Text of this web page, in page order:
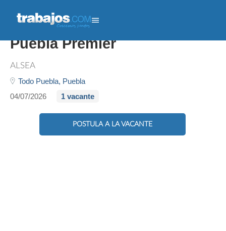
Barista - Starbucks Outlet
Puebla Premier
ALSEA
Todo Puebla, Puebla
04/07/2026
1 vacante
POSTULA A LA VACANTE